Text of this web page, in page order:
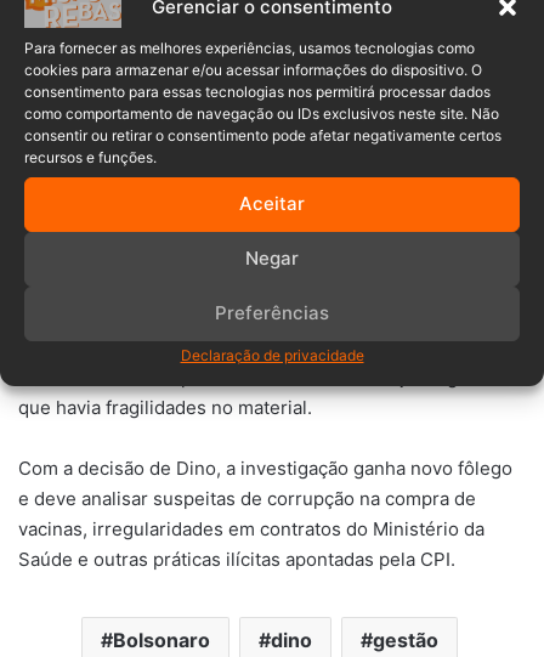
Gerenciar o consentimento
Para fornecer as melhores experiências, usamos tecnologias como
cookies para armazenar e/ou acessar informações do dispositivo. O
consentimento para essas tecnologias nos permitirá processar dados
como comportamento de navegação ou IDs exclusivos neste site. Não
consentir ou retirar o consentimento pode afetar negativamente certos
recursos e funções.
Aceitar
Negar
Preferências
Declaração de privacidade
Além doex-presidente, a investigação deve atingir outros
nomes ligados ao governo e à base aliada, como os filhos
Flávio, Eduardo e Carlos Bolsonaro, os deputados Carla
Zambelli (PL-SP), Bia Kicis (PL-DF), Carlos Jordy (PL-RJ), o
ex-ministro Eduardo Pazuello, o ex-deputado Onyx
Lorenzoni e o empresário Luciano Hang, entre outros.
Na época, o relatório de mais de 1.200 páginas foi
entregue pessoalmente ao então procurador-geral da
República, Augusto Aras, mas não resultou em inquéritos
que havia fragilidades no material.
Com a decisão de Dino, a investigação ganha novo fôlego
e deve analisar suspeitas de corrupção na compra de
vacinas, irregularidades em contratos do Ministério da
Saúde e outras práticas ilícitas apontadas pela CPI.
Bolsonaro dino gestão